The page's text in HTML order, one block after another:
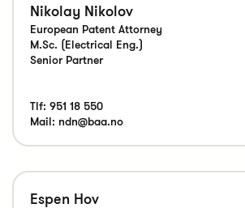
Nikolay Nikolov
European Patent Attorney
M.Sc. (Electrical Eng.)
Senior Partner
Tlf: 951 18 550
Mail: ndn@baa.no
Espen Hov